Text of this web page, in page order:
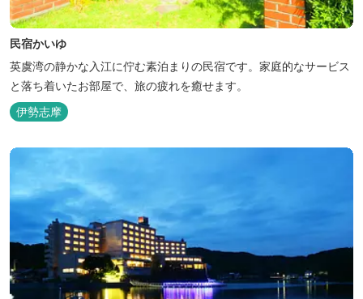
民宿かいゆ
英虞湾の静かな入江に佇む素泊まりの民宿です。家庭的なサービス
と落ち着いたお部屋で、旅の疲れを癒せます。
伊勢志摩